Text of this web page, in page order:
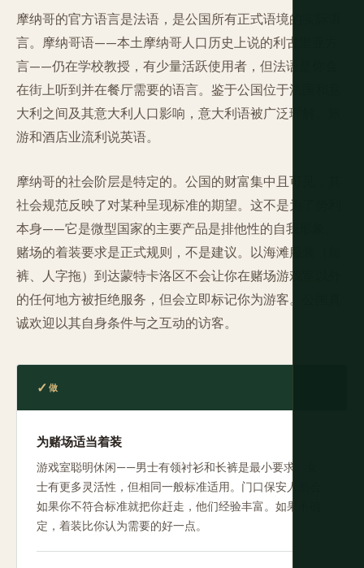
摩纳哥的官方语言是法语，是公国所有正式语境的实际语
言。摩纳哥语——本土摩纳哥人口历史上说的利古里亚方
言——仍在学校教授，有少量活跃使用者，但法语是你会
在街上听到并在餐厅需要的语言。鉴于公国位于法国和意
大利之间及其意大利人口影响，意大利语被广泛理解。旅
游和酒店业流利说英语。
摩纳哥的社会阶层是特定的。公国的财富集中且可见，其
社会规范反映了对某种呈现标准的期望。这不是为了势利
本身——它是微型国家的主要产品是排他性的自我形象。
赌场的着装要求是正式规则，不是建议。以海滩服装（短
裤、人字拖）到达蒙特卡洛区不会让你在赌场游戏室以外
的任何地方被拒绝服务，但会立即标记你为游客。公国真
诚欢迎以其自身条件与之互动的访客。
做
为赌场适当着装
游戏室聪明休闲——男士有领衬衫和长裤是最小要求。女
士有更多灵活性，但相同一般标准适用。门口保安人员会
如果你不符合标准就把你赶走，他们经验丰富。如果不确
定，着装比你认为需要的好一点。